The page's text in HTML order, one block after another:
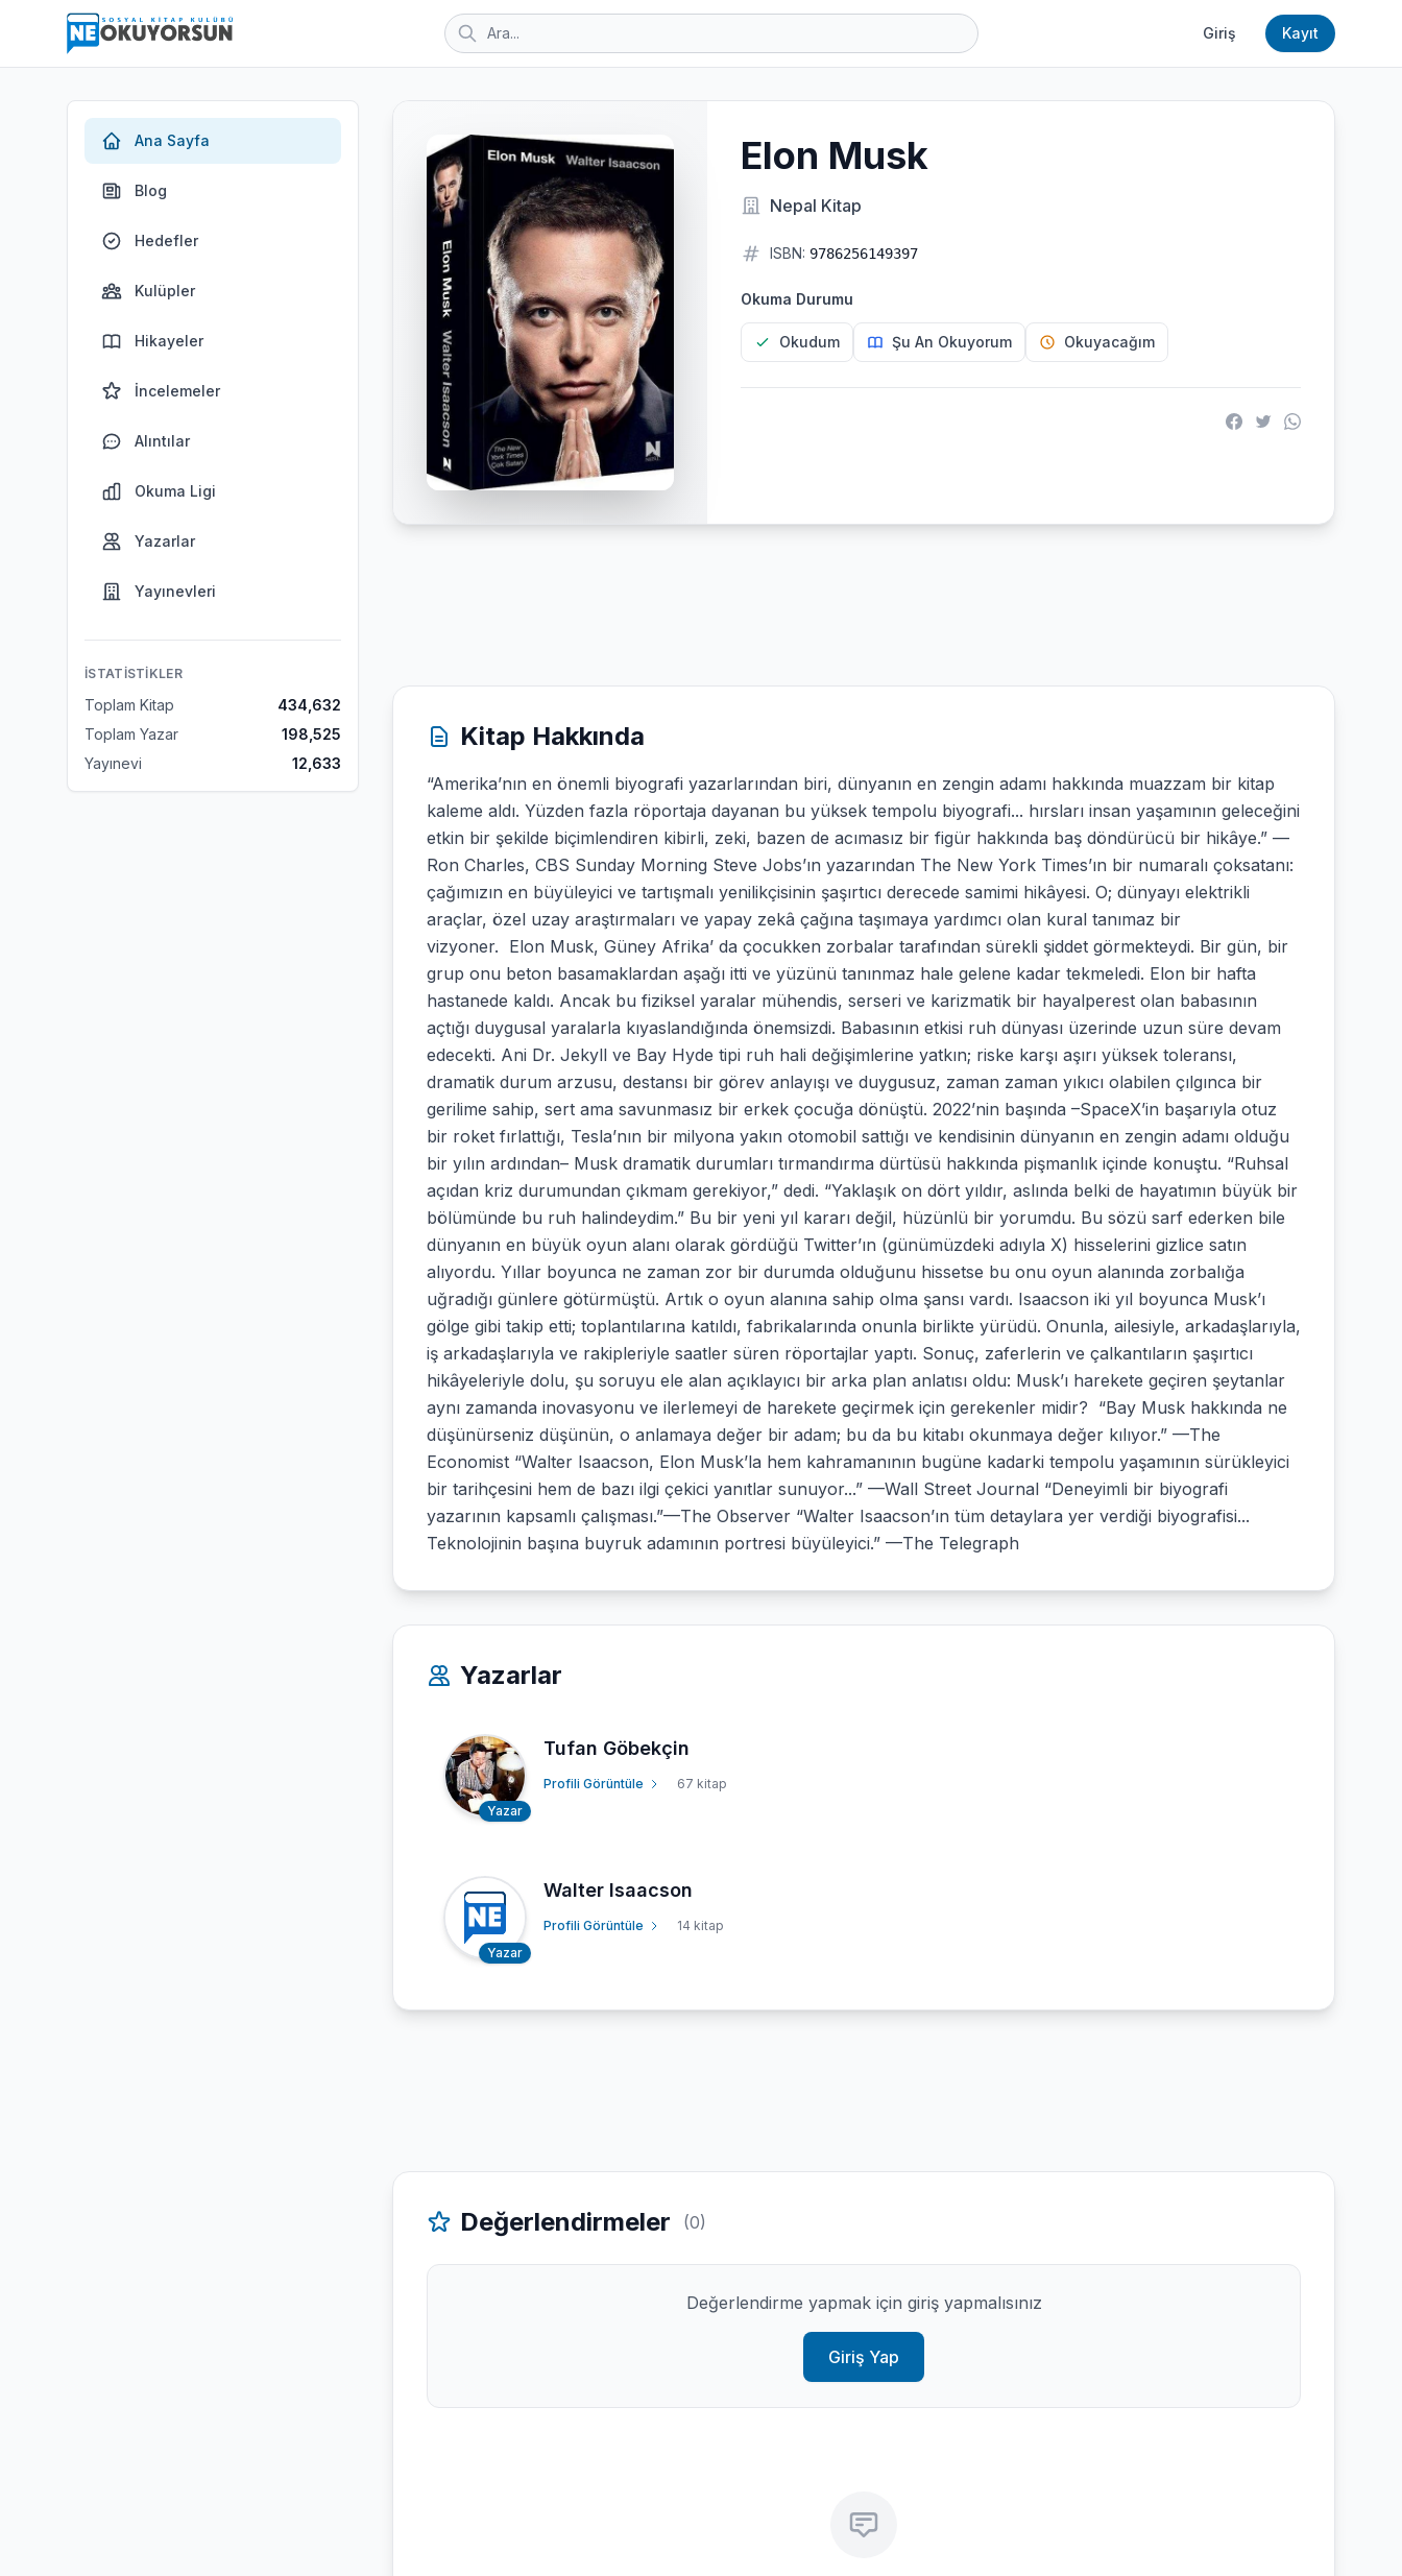
Giriş Kayıt
Ana Sayfa
Blog
Hedefler
Kulüpler
Hikayeler
İncelemeler
Alıntılar
Okuma Ligi
Yazarlar
Yayınevleri
İSTATISTIKLER
Toplam Kitap
434,632
Toplam Yazar
198,525
Yayınevi
12,633
Elon Musk
Nepal Kitap
ISBN: 9786256149397
Okuma Durumu
Okudum Şu An Okuyorum Okuyacağım
Kitap Hakkında
“Amerika’nın en önemli biyografi yazarlarından biri, dünyanın en zengin adamı hakkında muazzam bir kitap
kaleme aldı. Yüzden fazla röportaja dayanan bu yüksek tempolu biyografi... hırsları insan yaşamının geleceğini
etkin bir şekilde biçimlendiren kibirli, zeki, bazen de acımasız bir figür hakkında baş döndürücü bir hikâye.” —
Ron Charles, CBS Sunday Morning Steve Jobs’ın yazarından The New York Times’ın bir numaralı çoksatanı:
çağımızın en büyüleyici ve tartışmalı yenilikçisinin şaşırtıcı derecede samimi hikâyesi. O; dünyayı elektrikli
araçlar, özel uzay araştırmaları ve yapay zekâ çağına taşımaya yardımcı olan kural tanımaz bir
vizyoner. Elon Musk, Güney Afrika’ da çocukken zorbalar tarafından sürekli şiddet görmekteydi. Bir gün, bir
grup onu beton basamaklardan aşağı itti ve yüzünü tanınmaz hale gelene kadar tekmeledi. Elon bir hafta
hastanede kaldı. Ancak bu fiziksel yaralar mühendis, serseri ve karizmatik bir hayalperest olan babasının
açtığı duygusal yaralarla kıyaslandığında önemsizdi. Babasının etkisi ruh dünyası üzerinde uzun süre devam
edecekti. Ani Dr. Jekyll ve Bay Hyde tipi ruh hali değişimlerine yatkın; riske karşı aşırı yüksek toleransı,
dramatik durum arzusu, destansı bir görev anlayışı ve duygusuz, zaman zaman yıkıcı olabilen çılgınca bir
gerilime sahip, sert ama savunmasız bir erkek çocuğa dönüştü. 2022’nin başında –SpaceX’in başarıyla otuz
bir roket fırlattığı, Tesla’nın bir milyona yakın otomobil sattığı ve kendisinin dünyanın en zengin adamı olduğu
bir yılın ardından– Musk dramatik durumları tırmandırma dürtüsü hakkında pişmanlık içinde konuştu. “Ruhsal
açıdan kriz durumundan çıkmam gerekiyor,” dedi. “Yaklaşık on dört yıldır, aslında belki de hayatımın büyük bir
bölümünde bu ruh halindeydim.” Bu bir yeni yıl kararı değil, hüzünlü bir yorumdu. Bu sözü sarf ederken bile
dünyanın en büyük oyun alanı olarak gördüğü Twitter’ın (günümüzdeki adıyla X) hisselerini gizlice satın
alıyordu. Yıllar boyunca ne zaman zor bir durumda olduğunu hissetse bu onu oyun alanında zorbalığa
uğradığı gün­lere götürmüştü. Artık o oyun alanına sahip olma şansı vardı. Isaacson iki yıl boyunca Musk’ı
gölge gibi takip etti; toplantılarına katıldı, fabrikalarında onunla birlikte yürüdü. Onunla, ailesiyle, arkadaşlarıyla,
iş arkadaşlarıyla ve rakipleriyle saatler süren röportajlar yaptı. Sonuç, zaferlerin ve çalkantıların şaşırtıcı
hikâyeleriyle dolu, şu soruyu ele alan açıklayıcı bir arka plan anlatısı oldu: Musk’ı harekete geçiren şeytanlar
aynı zamanda inovasyonu ve ilerlemeyi de harekete geçirmek için gerekenler midir? “Bay Musk hakkında ne
düşünürseniz düşünün, o anlamaya değer bir adam; bu da bu kitabı okunmaya değer kılıyor.” —The
Economist “Walter Isaacson, Elon Musk’la hem kahramanının bugüne kadarki tempolu yaşamının sürükleyici
bir tarihçesini hem de bazı ilgi çekici yanıtlar sunuyor...” —Wall Street Journal “Deneyimli bir biyografi
yazarının kapsamlı çalışması.”—The Observer “Walter Isaacson’ın tüm detaylara yer verdiği biyografisi...
Teknolojinin başına buyruk adamının portresi büyüleyici.” —The Telegraph
Yazarlar
Yazar
Tufan Göbekçin
Profili Görüntüle 67 kitap
Yazar
Walter Isaacson
Profili Görüntüle 14 kitap
Değerlendirmeler (0)
Değerlendirme yapmak için giriş yapmalısınız
Giriş Yap